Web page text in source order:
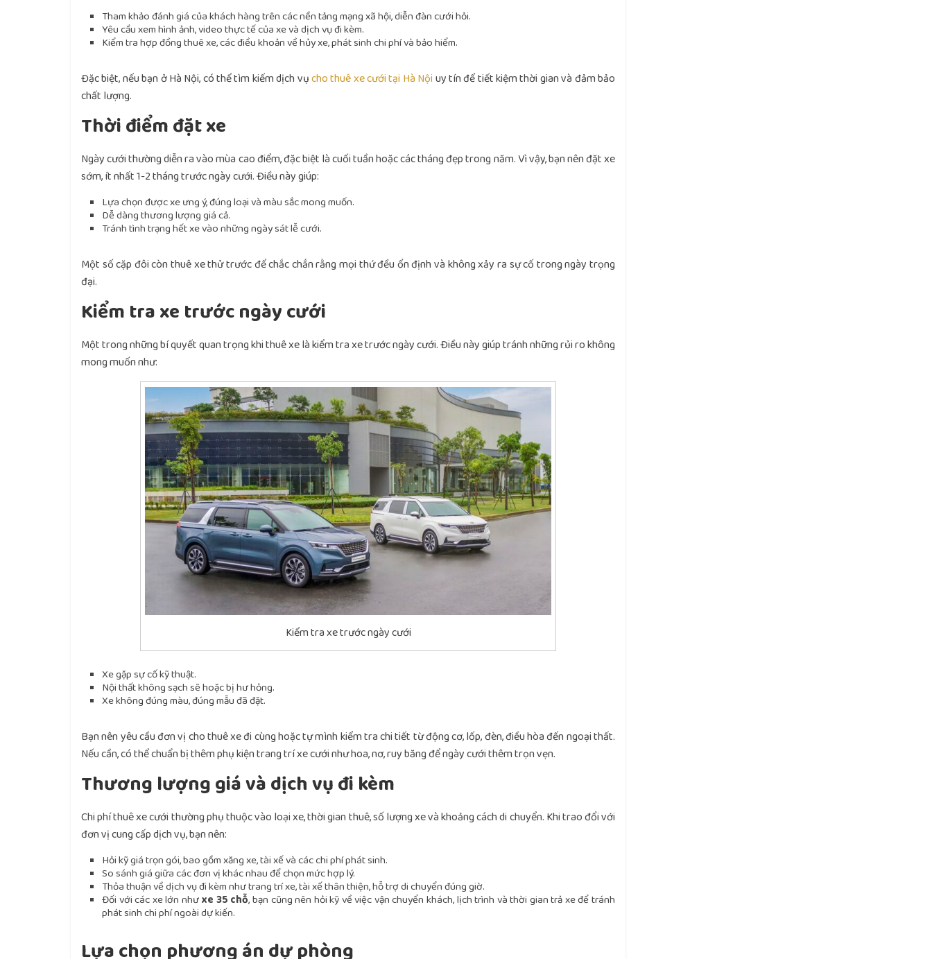
Tham khảo đánh giá của khách hàng trên các nền tảng mạng xã hội, diễn đàn cưới hỏi.
Yêu cầu xem hình ảnh, video thực tế của xe và dịch vụ đi kèm.
Kiểm tra hợp đồng thuê xe, các điều khoản về hủy xe, phát sinh chi phí và bảo hiểm.
Đặc biệt, nếu bạn ở Hà Nội, có thể tìm kiếm dịch vụcho thuê xe cưới tại Hà Nội uy tín để tiết kiệm thời gian và đảm bảo
chất lượng.
Thời điểm đặt xe
Ngày cưới thường diễn ra vào mùa cao điểm, đặc biệt là cuối tuần hoặc các tháng đẹp trong năm. Vì vậy, bạn nên đặt xe
sớm, ít nhất 1-2 tháng trước ngày cưới. Điều này giúp:
Lựa chọn được xe ưng ý, đúng loại và màu sắc mong muốn.
Dễ dàng thương lượng giá cả.
Tránh tình trạng hết xe vào những ngày sát lễ cưới.
Một số cặp đôi còn thuê xe thử trước để chắc chắn rằng mọi thứ đều ổn định và không xảy ra sự cố trong ngày trọng
đại.
Kiểm tra xe trước ngày cưới
Một trong những bí quyết quan trọng khi thuê xe là kiểm tra xe trước ngày cưới. Điều này giúp tránh những rủi ro không
mong muốn như:
Kiểm tra xe trước ngày cưới
Xe gặp sự cố kỹ thuật.
Nội thất không sạch sẽ hoặc bị hư hỏng.
Xe không đúng màu, đúng mẫu đã đặt.
Bạn nên yêu cầu đơn vị cho thuê xe đi cùng hoặc tự mình kiểm tra chi tiết từ động cơ, lốp, đèn, điều hòa đến ngoại thất.
Nếu cần, có thể chuẩn bị thêm phụ kiện trang trí xe cưới như hoa, nơ, ruy băng để ngày cưới thêm trọn vẹn.
Thương lượng giá và dịch vụ đi kèm
Chi phí thuê xe cưới thường phụ thuộc vào loại xe, thời gian thuê, số lượng xe và khoảng cách di chuyển. Khi trao đổi với
đơn vị cung cấp dịch vụ, bạn nên:
Hỏi kỹ giá trọn gói, bao gồm xăng xe, tài xế và các chi phí phát sinh.
So sánh giá giữa các đơn vị khác nhau để chọn mức hợp lý.
Thỏa thuận về dịch vụ đi kèm như trang trí xe, tài xế thân thiện, hỗ trợ di chuyển đúng giờ.
Đối với các xe lớn nhưxe 35 chỗ, bạn cũng nên hỏi kỹ về việc vận chuyển khách, lịch trình và thời gian trả xe để tránh
phát sinh chi phí ngoài dự kiến.
Lựa chọn phương án dự phòng